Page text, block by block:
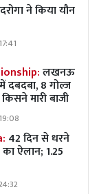
ने किया यौन
लखनऊ
दबदबा, 8 गोल्ज
मारी बाजी
42 दिन से धरने
ऐलान; 1.25